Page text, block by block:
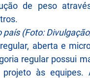
de peso
(Foto:
aberta e
regular possui
às equipes.